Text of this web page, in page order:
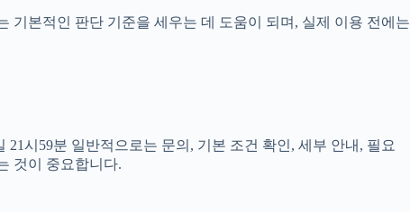
기본적인 판단 기준을 세우는 데 도움이 되며, 실제 이용 전에는
시59분 일반적으로는 문의, 기본 조건 확인, 세부 안내, 필요
것이 중요합니다.